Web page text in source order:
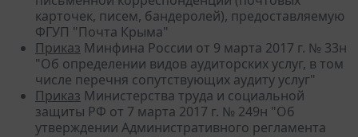
карточек, писем, бандеролей), предоставляемую
ФГУП "Почта Крыма"
Приказ Минфина России от 9 марта 2017 г. № 33н
"Об определении видов аудиторских услуг, в том
числе перечня сопутствующих аудиту услуг"
Приказ Министерства труда и социальной
защиты РФ от 7 марта 2017 г. № 249н "Об
утверждении Административного регламента